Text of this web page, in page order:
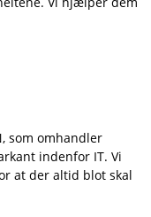
som omhandler
indenfor IT. Vi
at der altid blot skal